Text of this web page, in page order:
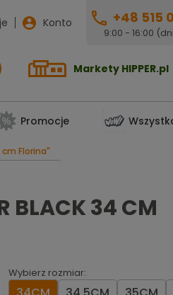
Konto +48 515
9:00 - 16:00
Markety HIPPER.pl
Promocje
Florina"
BLACK 34 CM
Wybierz rozmiar: